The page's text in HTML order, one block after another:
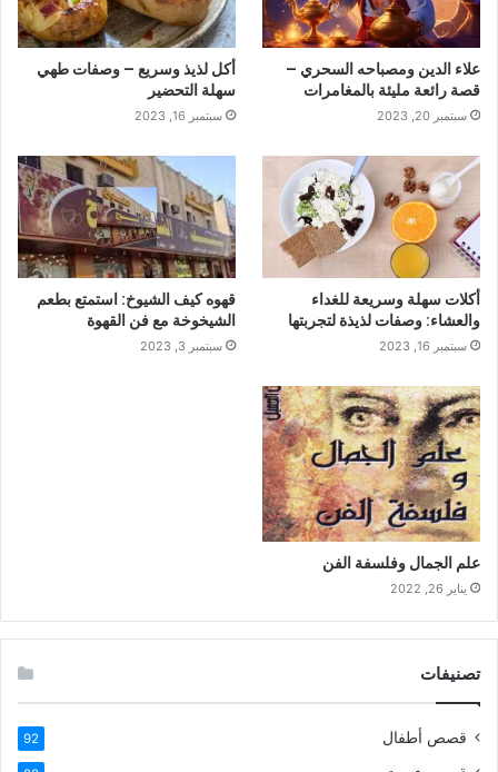
علاء الدين ومصباحه السحري –
قصة رائعة مليئة بالمغامرات
سبتمبر 20, 2023
أكل لذيذ وسريع – وصفات طهي
سهلة التحضير
سبتمبر 16, 2023
أكلات سهلة وسريعة للغداء
والعشاء: وصفات لذيذة لتجربتها
سبتمبر 16, 2023
قهوه كيف الشيوخ: استمتع بطعم
الشيخوخة مع فن القهوة
سبتمبر 3, 2023
علم الجمال وفلسفة الفن
يناير 26, 2022
تصنيفات
قصص أطفال 92